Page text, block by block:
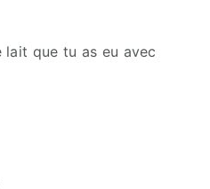
que tu as eu avec